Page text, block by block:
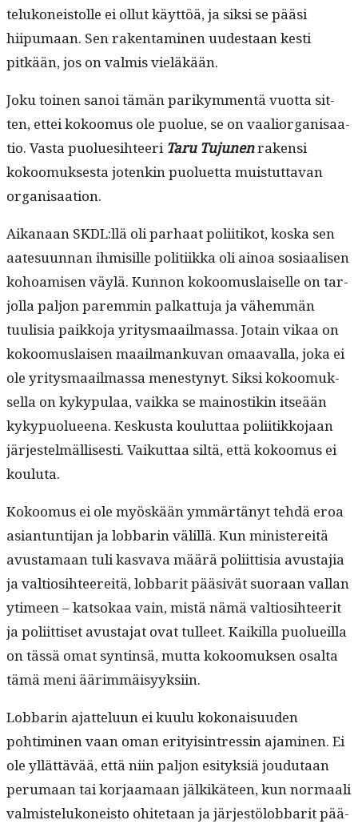
telukoneis­tolle ei ollut käyt­töä, ja sik­si se pääsi
hiipumaan. Sen rak­en­t­a­mi­nen uud­estaan kesti
pitkään, jos on valmis vieläkään.
Joku toinen sanoi tämän parikym­men­tä vuot­ta sit­
ten, ettei kokoomus ole puolue, se on vaalior­gan­isaa­
tio. Vas­ta puolue­si­h­teeri Taru Tujunenrak­en­si
kokoomuk­ses­ta jotenkin puoluet­ta muis­tut­ta­van
organisaation.
Aikanaan SKDL:llä oli parhaat poli­itikot, kos­ka sen
aate­su­un­nan ihmisille poli­ti­ik­ka oli ain­oa sosi­aalisen
kohoamisen väylä. Kun­non kokoomus­laiselle on tar­
jol­la paljon parem­min palkat­tu­ja ja vähem­män
tuulisia paikko­ja yri­tys­maail­mas­sa. Jotain vikaa on
kokoomus­laisen maail­manku­van omaaval­la, joka ei
ole yri­tys­maail­mas­sa men­estynyt. Sik­si kokoomuk­
sel­la on kyky­pu­laa, vaik­ka se main­os­tikin itseään
kyky­puolueena. Keskus­ta koulut­taa poli­itikko­jaan
jär­jestelmäl­lis­es­ti. Vaikut­taa siltä, että kokoomus ei
kouluta.
Kokoomus ei ole myöskään ymmärtänyt tehdä eroa
asiantun­ti­jan ja lob­barin välil­lä. Kun min­is­tere­itä
avus­ta­maan tuli kas­va­va määrä poli­it­tisia avus­ta­jia
ja val­tiosi­h­teere­itä, lob­bar­it pää­sivät suo­raan val­lan
ytimeen – kat­sokaa vain, mis­tä nämä val­tiosi­h­teer­it
ja poli­it­tiset avus­ta­jat ovat tulleet. Kaikil­la puolueil­la
on tässä omat syntin­sä, mut­ta kokoomuk­sen osalta
tämä meni äärimmäisyyksiin.
Lob­barin ajat­telu­un ei kuu­lu kokon­aisu­u­den
pohtimi­nen vaan oman eri­ty­is­in­tressin ajami­nen. Ei
ole yllät­tävää, että niin paljon esi­tyk­siä joudu­taan
peru­maan tai kor­jaa­maan jälkikä­teen, kun nor­maali
valmis­telukoneis­to ohite­taan ja jär­jestölob­bar­it pää­